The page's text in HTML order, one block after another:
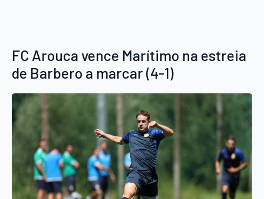
FC Arouca vence Marítimo na estreia
de Barbero a marcar (4-1)